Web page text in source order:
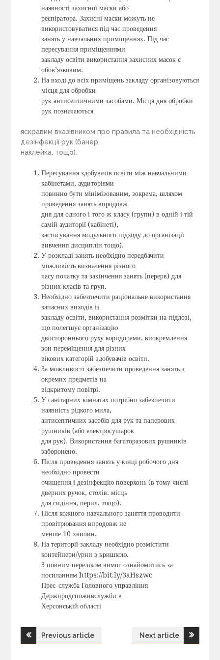
наявності захисної маски або
респіратора. Захисні маски можуть не
використовуватися під час проведення
занять у навчальних приміщеннях. Під час
пересування приміщеннями
закладу освіти використання захисних масок є
обов’язковим.
На вході до всіх приміщень закладу організовуються
місця для обробки
рук антисептичними засобами. Місця дня обробки
рук позначаються
яскравим вказівником про правила та необхідність
дезінфекції рук (банер,
наклейка, тощо).
Пересування здобувачів освіти між навчальними
кабінетами, аудиторіями
повинно бути мінімізованим, зокрема, шляхом
проведення занять впродовж
дня для одного і того ж класу (групи) в одній і тій
самій аудиторії (кабінеті),
застосування модульного підходу до організації
вивчення дисциплін тощо).
У розкладі занять необхідно передбачити
можливість визначення різного
часу початку та закінчення занять (перерв) для
різних класів та груп.
Необхідно забезпечити раціональне використання
запасних виходів із
закладу освіти, використання розмітки на підлозі,
що полегшує організацію
двостороннього руху коридорами, виокремлення
зон переміщення для різних
вікових категорій здобувачів освіти.
За можливості забезпечити проведення занять з
окремих предметів на
відкритому повітрі.
У санітарних кімнатах потрібно забезпечити
наявність рідкого мила,
антисептичних засобів для рук та паперових
рушників (або електросушарок
для рук). Використання багаторазових рушників
заборонено.
Після проведення занять у кінці робочого дня
необхідно провести
очищення і дезінфекцію поверхонь (в тому числі
дверних ручок, столів. місць
для сидіння, перил, тощо).
Після кожного навчального заняття проводити
провітрювання впродовж не
менше 10 хвилин.
На території закладу необхідно розмістити
контейнери/урни з кришкою.
З повним переліком вимог ознайомитись за
посиланням https://bit.ly/3aHszwc
Прес-служба Головного управління
Держпродспоживслужби в
Херсонській області
Н
Previous article Next article